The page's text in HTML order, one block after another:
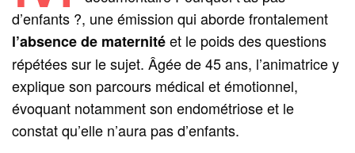
d’enfants ?, une émission qui aborde frontalement
l’absence de maternitéet le poids des questions
répétées sur le sujet. Âgée de 45 ans, l’animatrice y
explique son parcours médical et émotionnel,
évoquant notamment son endométriose et le
constat qu’elle n’aura pas d’enfants.